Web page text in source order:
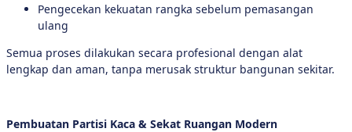
Pengecekan kekuatan rangka sebelum pemasangan
ulang
Semua proses dilakukan secara profesional dengan alat
lengkap dan aman, tanpa merusak struktur bangunan sekitar.
Pembuatan Partisi Kaca & Sekat Ruangan Modern